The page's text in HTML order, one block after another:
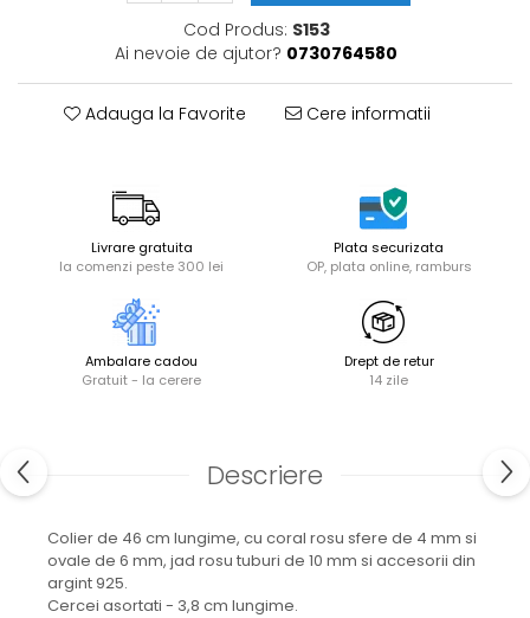
Cod Produs: S153
Ai nevoie de ajutor? 0730764580
Adauga la Favorite Cere informatii
Livrare gratuita
la comenzi peste 300 lei
Plata securizata
OP, plata online, ramburs
Ambalare cadou
Gratuit - la cerere
Drept de retur
14 zile
Descriere
Colier de 46 cm lungime, cu coral rosu sfere de 4 mm si
ovale de 6 mm, jad rosu tuburi de 10 mm si accesorii din
argint 925.
Cercei asortati - 3,8 cm lungime.